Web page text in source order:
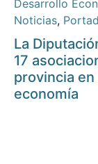
Desarrollo
Noticias,
La
17
provincia
economía